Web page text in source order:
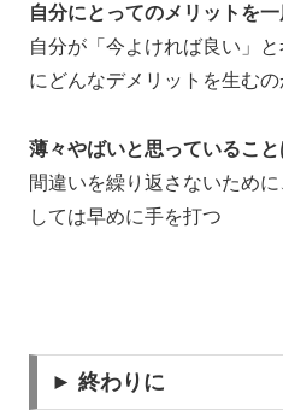
自分にとってのメリットを
自分が「今よければ良い」
にどんなデメリットを生む
薄々やばいと思っているこ
間違いを繰り返さないため
しては早めに手を打つ
► 終わりに